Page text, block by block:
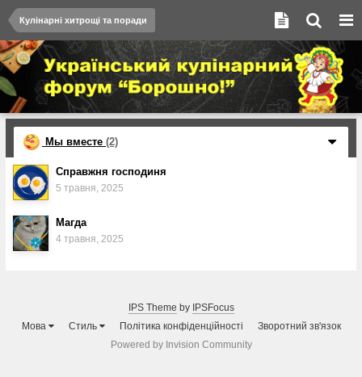
Кулінарні хитрощі та поради
Мы вместе (2)
Справжня господиня
5 травня, 2025
Магда
4 травня, 2025
IPS Theme by IPSFocus
Мова
Стиль Політика конфіденційності
Зворотний зв'язок
Powered by Invision Community